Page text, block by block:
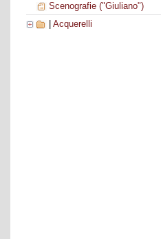
Scenografie ("Giuliano")
Acquerelli